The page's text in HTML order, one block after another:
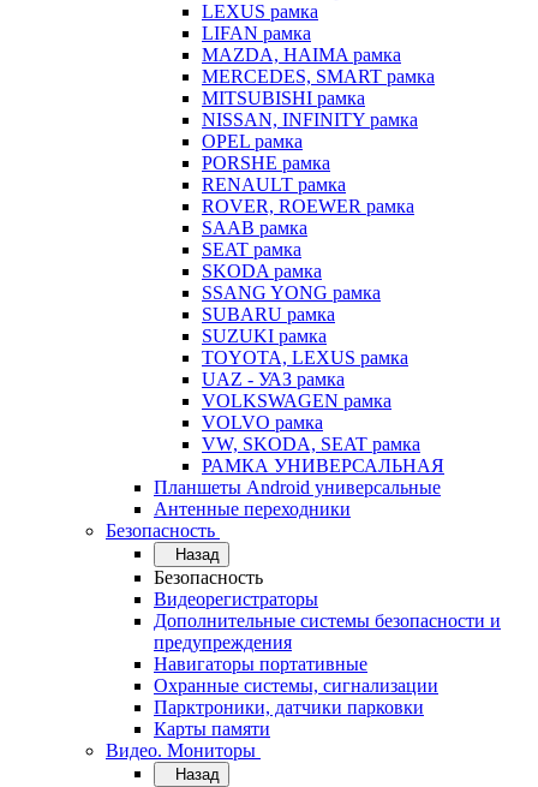
LEXUS рамка
LIFAN рамка
MAZDA, HAIMA рамка
MERCEDES, SMART рамка
MITSUBISHI рамка
NISSAN, INFINITY рамка
OPEL рамка
PORSHE рамка
RENAULT рамка
ROVER, ROEWER рамка
SAAB рамка
SEAT рамка
SKODA рамка
SSANG YONG рамка
SUBARU рамка
SUZUKI рамка
TOYOTA, LEXUS рамка
UAZ - УАЗ рамка
VOLKSWAGEN рамка
VOLVO рамка
VW, SKODA, SEAT рамка
РАМКА УНИВЕРСАЛЬНАЯ
Планшеты Android универсальные
Антенные переходники
Безопасность
Назад
Безопасность
Видеорегистраторы
Дополнительные системы безопасности и
предупреждения
Навигаторы портативные
Охранные системы, сигнализации
Парктроники, датчики парковки
Карты памяти
Видео. Мониторы
Назад